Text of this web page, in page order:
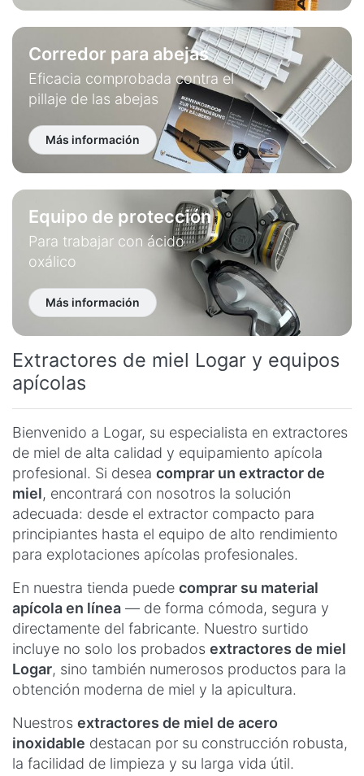
Corredor para abejas
Eficacia comprobada contra el
pillaje de las abejas
Más información
Equipo de protección
Para trabajar con ácido
oxálico
Más información
Extractores de miel Logar y equipos
apícolas
Bienvenido a Logar, su especialista en extractores
de miel de alta calidad y equipamiento apícola
profesional. Si desea comprar un extractor de
miel, encontrará con nosotros la solución
adecuada: desde el extractor compacto para
principiantes hasta el equipo de alto rendimiento
para explotaciones apícolas profesionales.
En nuestra tienda puede comprar su material
apícola en línea — de forma cómoda, segura y
directamente del fabricante. Nuestro surtido
incluye no solo los probados extractores de miel
Logar, sino también numerosos productos para la
obtención moderna de miel y la apicultura.
Nuestros extractores de miel de acero
inoxidable destacan por su construcción robusta,
la facilidad de limpieza y su larga vida útil.